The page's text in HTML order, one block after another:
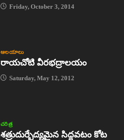
Friday, October 3, 2014
ఆలయాలు
రాయచోటి వీరభద్రాలయం
Saturday, May 12, 2012
చరిత్ర
శత్రుదుర్భేద్యమైన సిద్ధవటం కోట